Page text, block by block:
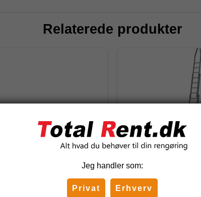
Relaterede produkter
Jeg handler som:
Privat Erhverv